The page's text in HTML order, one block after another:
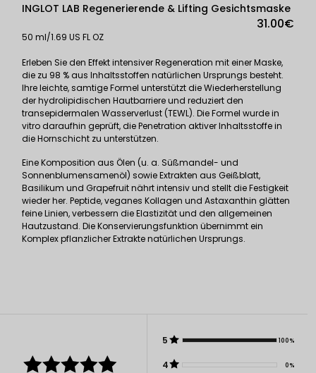
INGLOT LAB Regenerierende & Lifting Gesichtsmaske
31.00€
50 ml/1.69 US FL OZ
Erleben Sie den Effekt intensiver Regeneration mit einer Maske,
die zu 98 % aus Inhaltsstoffen natürlichen Ursprungs besteht.
Ihre leichte, samtige Formel unterstützt die Wiederherstellung
der hydrolipidischen Hautbarriere und reduziert den
transepidermalen Wasserverlust (TEWL). Die Formel wurde in
vitro daraufhin geprüft, die Penetration aktiver Inhaltsstoffe in
die Hornschicht zu unterstützen.
Eine Komposition aus Ölen (u. a. Süßmandel- und
Sonnenblumensamenöl) sowie Extrakten aus Geißblatt,
Basilikum und Grapefruit nährt intensiv und stellt die Festigkeit
wieder her. Peptide, veganes Kollagen und Astaxanthin glätten
feine Linien, verbessern die Elastizität und den allgemeinen
Hautzustand. Die Konservierungsfunktion übernimmt ein
Komplex pflanzlicher Extrakte natürlichen Ursprungs.
5 100%
4 0%